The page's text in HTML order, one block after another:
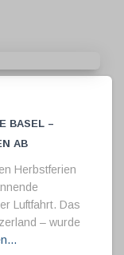
Basel –
ab
Herbstferien
Luftfahrt. Das
– wurde